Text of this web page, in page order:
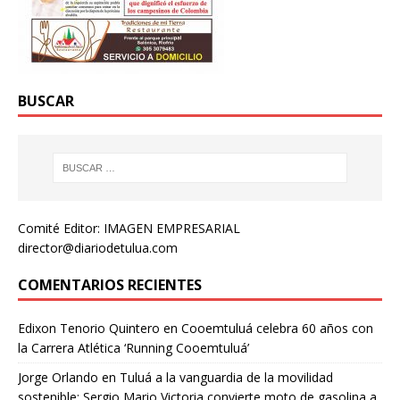
BUSCAR
Comité Editor: IMAGEN EMPRESARIAL
director@diariodetulua.com
COMENTARIOS RECIENTES
Edixon Tenorio Quintero en Cooemtuluá celebra 60 años con
la Carrera Atlética ‘Running Cooemtuluá’
Jorge Orlando en Tuluá a la vanguardia de la movilidad